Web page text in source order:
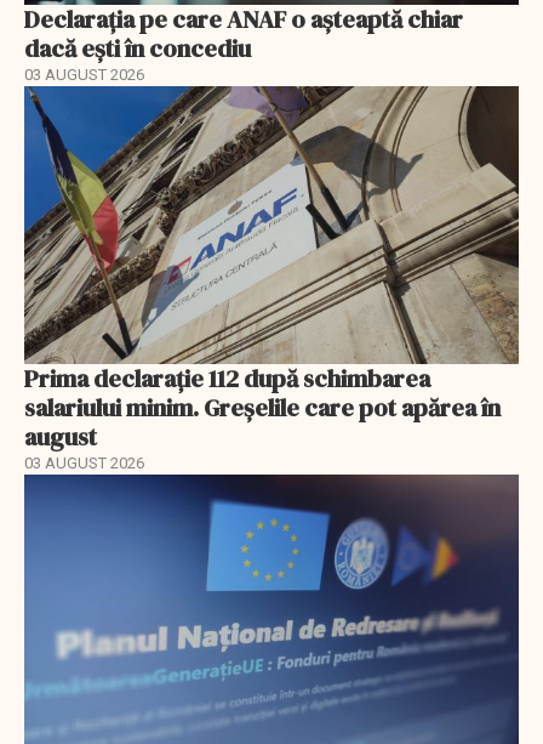
Declarația pe care ANAF o așteaptă chiar
dacă ești în concediu
03 AUGUST 2026
Prima declarație 112 după schimbarea
salariului minim. Greșelile care pot apărea în
august
03 AUGUST 2026